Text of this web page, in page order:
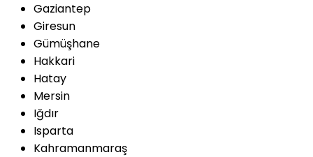
Gaziantep
Giresun
Gümüşhane
Hakkari
Hatay
Mersin
Iğdır
Isparta
Kahramanmaraş